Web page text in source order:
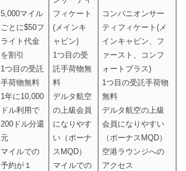
5,000マイル
ごとに$50フ
ライト代金
を割引
1つ目の受託
手荷物無料
1年に10,000
ドル利用で
200ドル分還
元
マイルでの
予約が１
フィケート
(メインキ
ャビン)
1つ目の受
託手荷物無
料
デルタ航空
の上級会員
になりやす
い（ボーナ
スMQD）
マイルでの
コンパニオンサー
ティフィケート(メ
インキャビン、フ
ァースト、コンフ
ォートプラス)
1つ目の受託手荷物
無料
デルタ航空の上級
会員になりやすい
（ボーナスMQD）
空港ラウンジへの
アクセス